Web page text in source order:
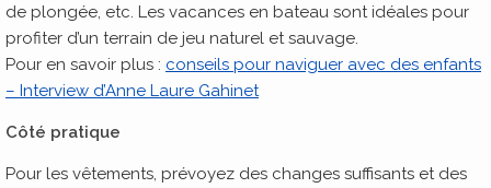
de plongée, etc. Les vacances en bateau sont idéales pour
profiter d’un terrain de jeu naturel et sauvage.
Pour en savoir plus : conseils pour naviguer avec des enfants
– Interview d’Anne Laure Gahinet
Côté pratique
Pour les vêtements, prévoyez des changes suffisants et des